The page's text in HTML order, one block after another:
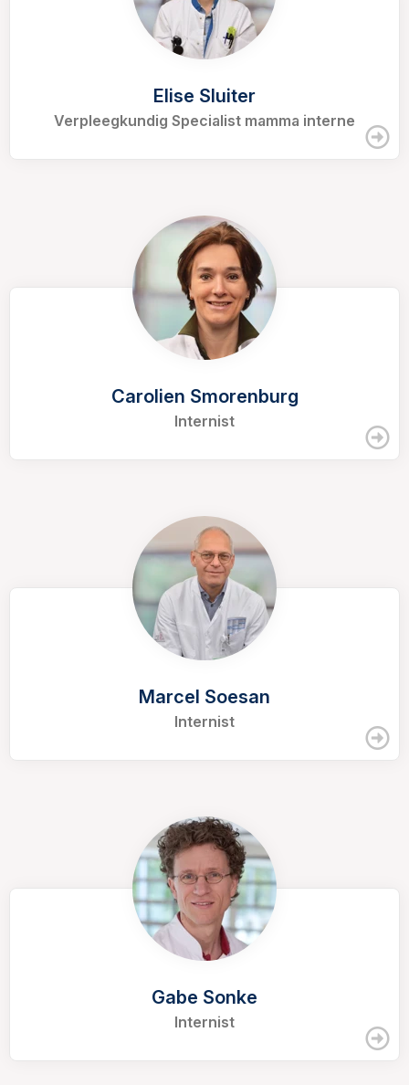
Elise Sluiter
Verpleegkundig Specialist mamma interne
Carolien Smorenburg
Internist
Marcel Soesan
Internist
Gabe Sonke
Internist